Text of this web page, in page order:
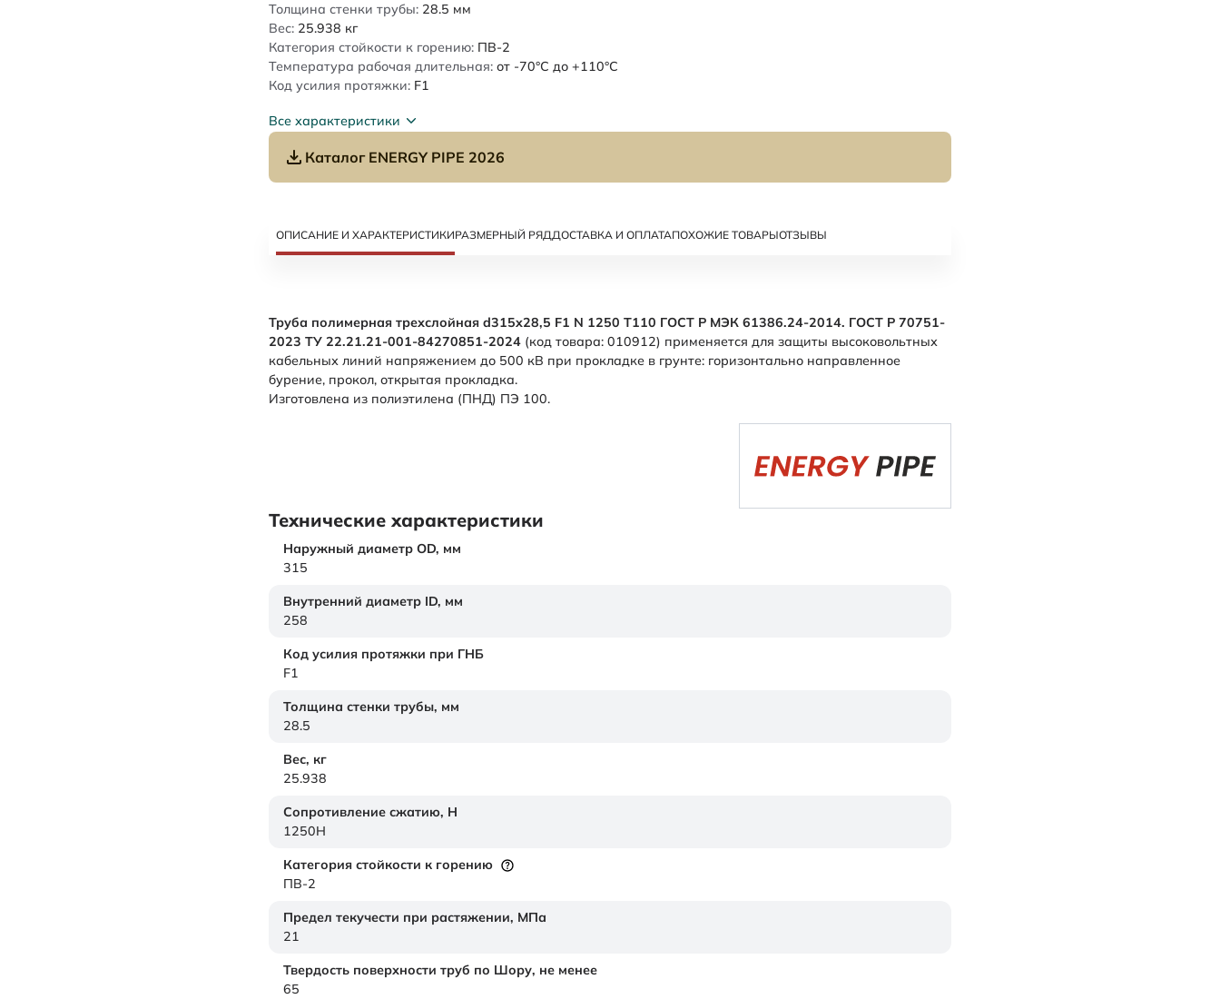
Толщина стенки трубы: 28.5 мм
Вес: 25.938 кг
Категория стойкости к горению: ПВ-2
Температура рабочая длительная: от -70°C до +110°C
Код усилия протяжки: F1
Все характеристики
Каталог ENERGY PIPE 2026
ОПИСАНИЕ И ХАРАКТЕРИСТИКИРАЗМЕРНЫЙ РЯДДОСТАВКА И ОПЛАТАПОХОЖИЕ ТОВАРЫОТЗЫВЫ
Труба полимерная трехслойная d315x28,5 F1 N 1250 Т110 ГОСТ Р МЭК 61386.24-2014. ГОСТ Р 70751-
2023 ТУ 22.21.21-001-84270851-2024 (код товара: 010912) применяется для защиты высоковольтных
кабельных линий напряжением до 500 кВ при прокладке в грунте: горизонтально направленное
бурение, прокол, открытая прокладка.
Изготовлена из полиэтилена (ПНД) ПЭ 100.
Технические характеристики
Наружный диаметр OD, мм
315
Внутренний диаметр ID, мм
258
Код усилия протяжки при ГНБ
F1
Толщина стенки трубы, мм
28.5
Вес, кг
25.938
Сопротивление сжатию, Н
1250H
Категория стойкости к горению
ПВ-2
Предел текучести при растяжении, МПа
21
Твердость поверхности труб по Шору, не менее
65